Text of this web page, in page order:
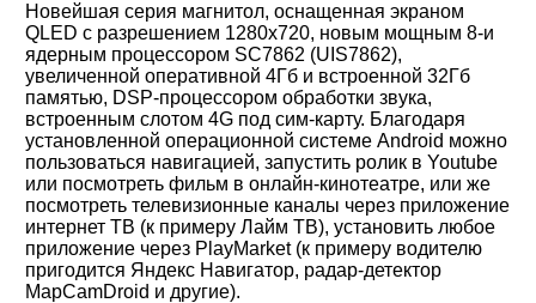
Новейшая серия магнитол, оснащенная экраном
QLED с разрешением 1280x720, новым мощным 8-и
ядерным процессором SC7862 (UIS7862),
увеличенной оперативной 4Гб и встроенной 32Гб
памятью, DSP-процессором обработки звука,
встроенным слотом 4G под сим-карту. Благодаря
установленной операционной системе Android можно
пользоваться навигацией, запустить ролик в Youtube
или посмотреть фильм в онлайн-кинотеатре, или же
посмотреть телевизионные каналы через приложение
интернет ТВ (к примеру Лайм ТВ), установить любое
приложение через PlayMarket (к примеру водителю
пригодится Яндекс Навигатор, радар-детектор
MapCamDroid и другие).